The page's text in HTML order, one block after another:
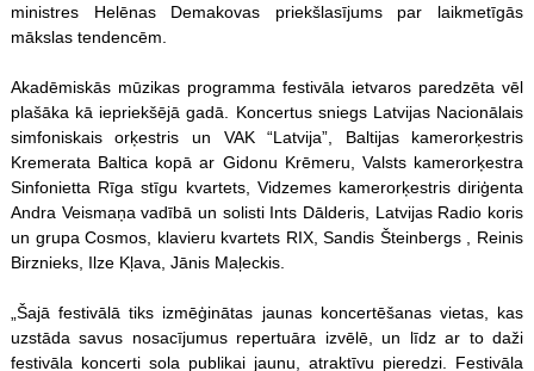
ministres Helēnas Demakovas priekšlasījums par laikmetīgās
mākslas tendencēm.
Akadēmiskās mūzikas programma festivāla ietvaros paredzēta vēl
plašāka kā iepriekšējā gadā. Koncertus sniegs Latvijas Nacionālais
simfoniskais orķestris un VAK “Latvija”, Baltijas kamerorķestris
Kremerata Baltica kopā ar Gidonu Krēmeru, Valsts kamerorķestra
Sinfonietta Rīga stīgu kvartets, Vidzemes kamerorķestris diriģenta
Andra Veismaņa vadībā un solisti Ints Dālderis, Latvijas Radio koris
un grupa Cosmos, klavieru kvartets RIX, Sandis Šteinbergs , Reinis
Birznieks, Ilze Kļava, Jānis Maļeckis.
„Šajā festivālā tiks izmēģinātas jaunas koncertēšanas vietas, kas
uzstāda savus nosacījumus repertuāra izvēlē, un līdz ar to daži
festivāla koncerti sola publikai jaunu, atraktīvu pieredzi. Festivāla